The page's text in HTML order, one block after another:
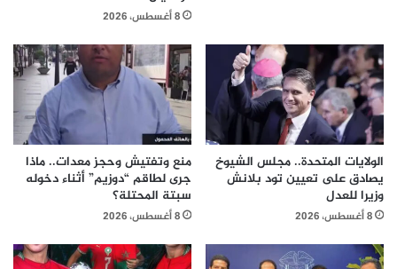
8 أغسطس، 2026
الولايات المتحدة.. مجلس الشيوخ
يصادق على تعيين تود بلانش
وزيرا للعدل
8 أغسطس، 2026
منع وتفتيش وحجز معدات.. ماذا
جرى لطاقم “دوزيم” أثناء دخوله
سبتة المحتلة؟
8 أغسطس، 2026